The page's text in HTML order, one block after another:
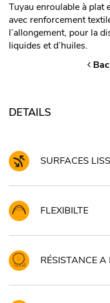
Tuyau enroulable à plat
avec renforcement
l’allongement, pour la
liquides et d’huiles.
DETAILS
SURFACES
FLEXIBILTE
RÉSISTANCE